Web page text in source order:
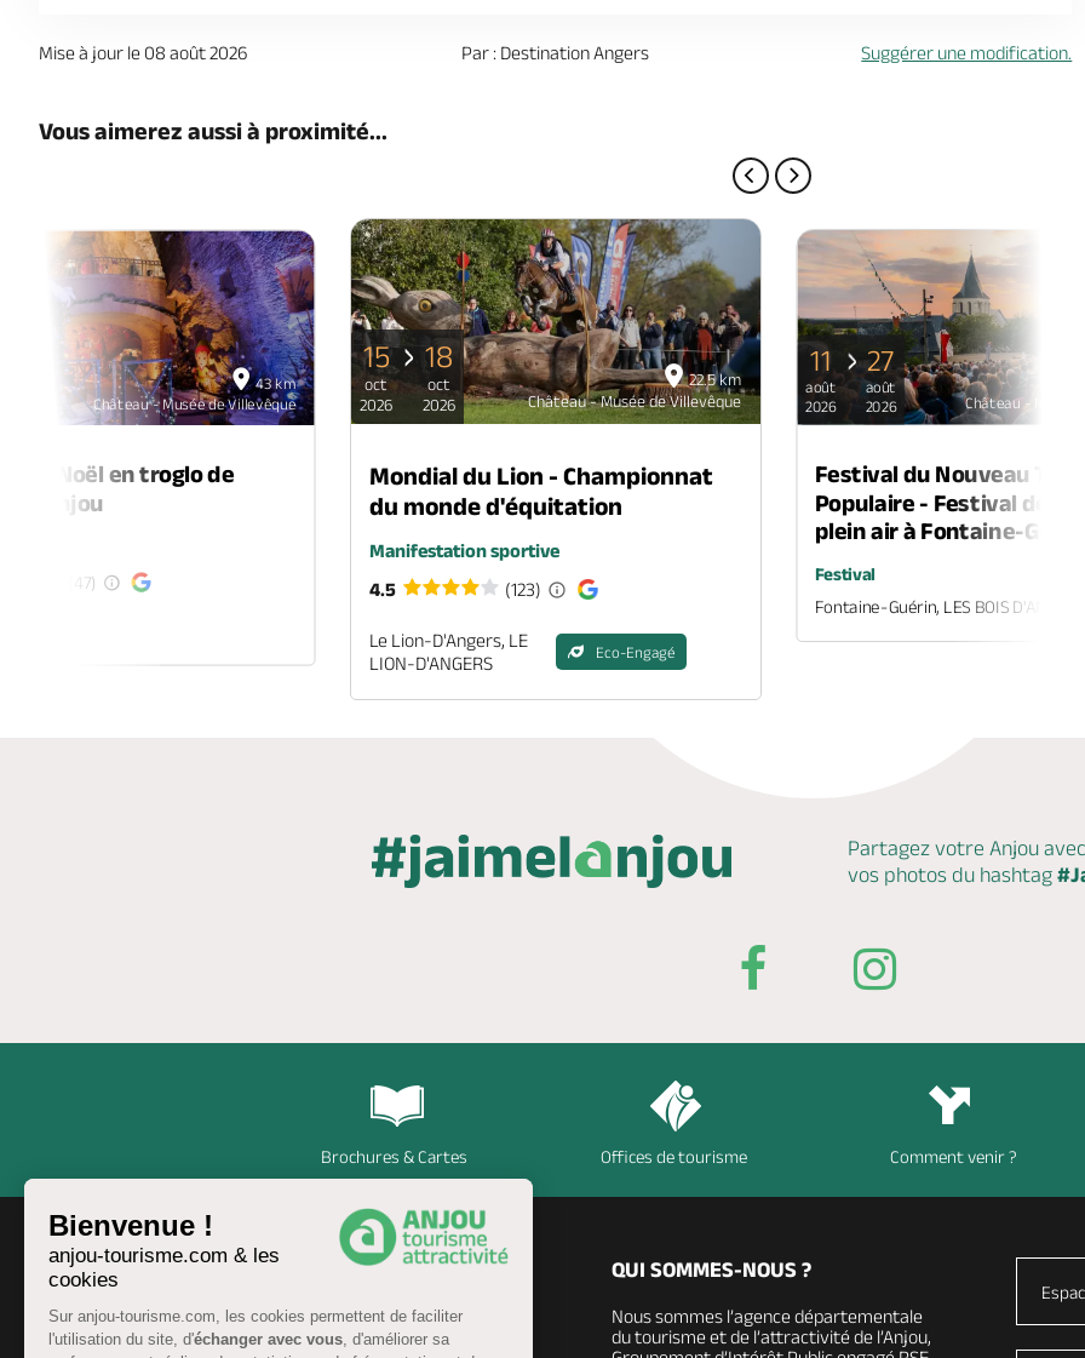
Bienvenue !
anjou-tourisme.com & les
cookies
Sur anjou-tourisme.com, les cookies permettent de faciliter
l'utilisation du site, d'échanger avec vous, d'améliorer sa
Mise à jour le 08 août 2026 Par : Destination Angers Suggérer une modification.
Vous aimerez aussi à proximité...
43 km
Château - Musée de Villevêque
de Noël en troglo de
en-Anjou
(47)
22.5 km
Château - Musée de Villevêque
15
oct
2026
18
oct
2026
Mondial du Lion - Championnat
du monde d'équitation
Manifestation sportive
4.5
(123)
Le Lion-D'Angers, LE
LION-D'ANGERS
Eco-Engagé
Château - Musée
11
août
2026
27
août
2026
Festival du Nouveau
Populaire - Festival de
plein air à Fontaine-Guérin
Festival
Fontaine-Guérin, LES BOIS D'ANJOU
Partagez votre Anjou
vos photos du hashtag
Brochures & Cartes Offices de tourisme Comment venir ?
QUI SOMMES-NOUS ?
Nous sommes l’agence départementale
du tourisme et de l’attractivité de l’Anjou,